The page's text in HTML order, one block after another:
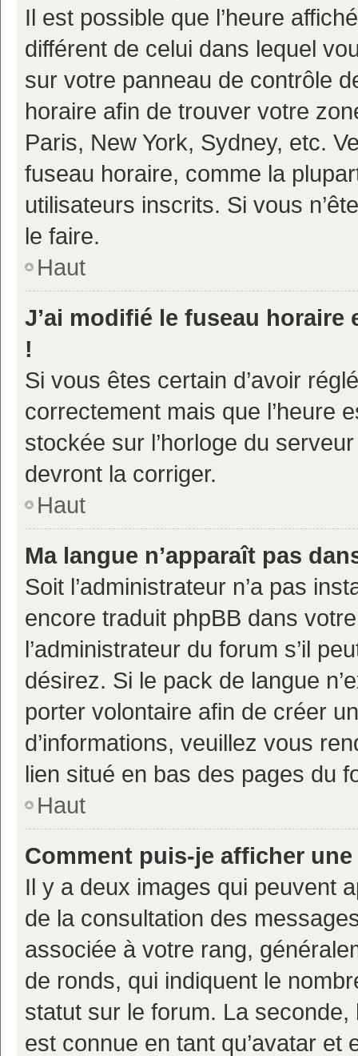
Il est possible que l’heure
différent de celui dans lequel
sur votre panneau de contrôle
horaire afin de trouver votre
Paris, New York, Sydney, etc.
fuseau horaire, comme la
utilisateurs inscrits. Si vous
le faire.
Haut
J’ai modifié le fuseau horaire
!
Si vous êtes certain d’avoir
correctement mais que l’heure
stockée sur l’horloge du
devront la corriger.
Haut
Ma langue n’apparaît pas
Soit l’administrateur n’a pas
encore traduit phpBB dans
l’administrateur du forum s’il
désirez. Si le pack de langue
porter volontaire afin de créer
d’informations, veuillez vous
lien situé en bas des pages du
Haut
Comment puis-je afficher
Il y a deux images qui peuvent
de la consultation des
associée à votre rang,
de ronds, qui indiquent le
statut sur le forum. La
est connue en tant qu’avatar et